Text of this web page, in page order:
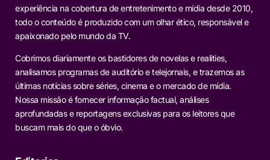
experiência na cobertura de entretenimento e mídia desde 2010,
todo o conteúdo é produzido com um olhar ético, responsável e
apaixonado pelo mundo da TV.
Cobrimos diariamente os bastidores de novelas e realities,
analisamos programas de auditório e telejornais, e trazemos as
últimas notícias sobre séries, cinema e o mercado de mídia.
Nossa missão é fornecer informação factual, análises
aprofundadas e reportagens exclusivas para os leitores que
buscam mais do que o óbvio.